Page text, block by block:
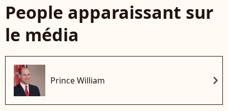
People apparaissant sur
le média
Prince William chevron_right